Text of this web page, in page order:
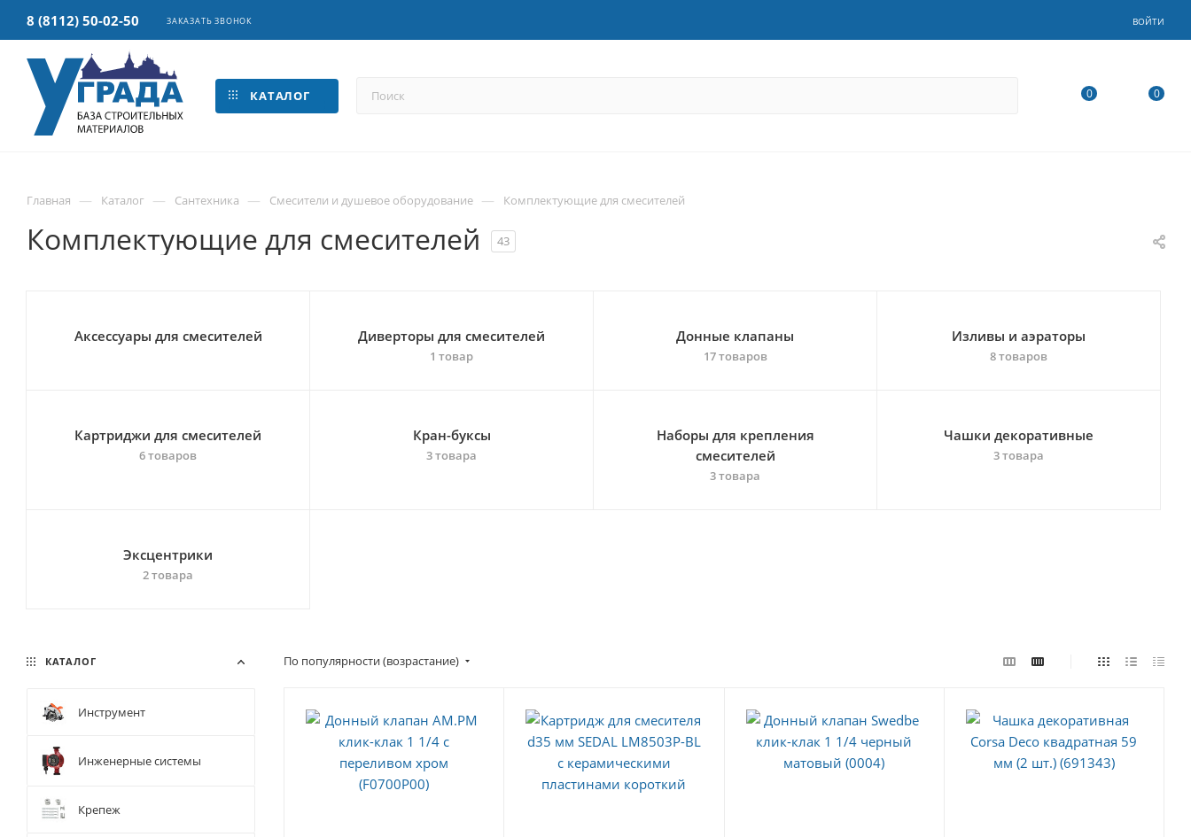
8 (8112) 50-02-50 ЗАКАЗАТЬ ЗВОНОК ВОЙТИ
КАТАЛОГ 0 0
Главная — Каталог — Сантехника — Смесители и душевое оборудование — Комплектующие для смесителей
Комплектующие для смесителей 43
Аксессуары для смесителей Диверторы для смесителей
1 товар
Донные клапаны
17 товаров
Изливы и аэраторы
8 товаров
Картриджи для смесителей
6 товаров
Кран-буксы
3 товара
Наборы для крепления
смесителей
3 товара
Чашки декоративные
3 товара
Эксцентрики
2 товара
По популярности (возрастание)
КАТАЛОГ
Инструмент
Инженерные системы
Крепеж